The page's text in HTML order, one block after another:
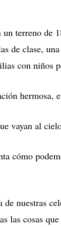
terreno de
de clase,
con niños
hermosa,
vayan al
cómo
nuestras
las cosas